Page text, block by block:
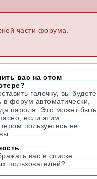
части форума.
вас на этом
галочку, вы будете
в форум автоматически,
пароля. Это может быть
если этим
пользуетесь не
вас в списке
пользователей?